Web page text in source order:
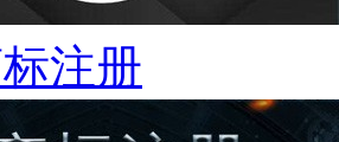
注册